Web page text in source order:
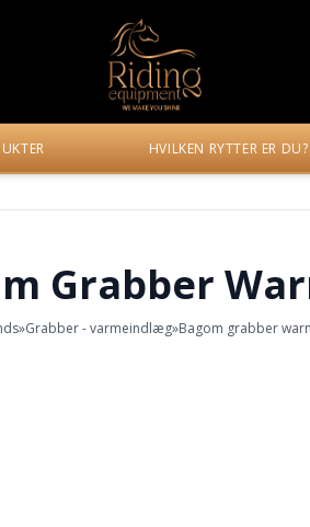
HVILKEN RYTTER ER DU?
Grabber
»Grabber - varmeindlæg»Bagom grabber